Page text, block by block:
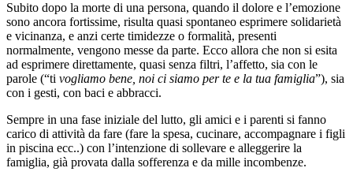
Subito dopo la morte di una persona, quando il dolore e l’emozione
sono ancora fortissime, risulta quasi spontaneo esprimere solidarietà
e vicinanza, e anzi certe timidezze o formalità, presenti
normalmente, vengono messe da parte. Ecco allora che non si esita
ad esprimere direttamente, quasi senza filtri, l’affetto, sia con le
parole (“ti vogliamo bene, noi ci siamo per te e la tua famiglia”), sia
con i gesti, con baci e abbracci.
Sempre in una fase iniziale del lutto, gli amici e i parenti si fanno
carico di attività da fare (fare la spesa, cucinare, accompagnare i figli
in piscina ecc..) con l’intenzione di sollevare e alleggerire la
famiglia, già provata dalla sofferenza e da mille incombenze.